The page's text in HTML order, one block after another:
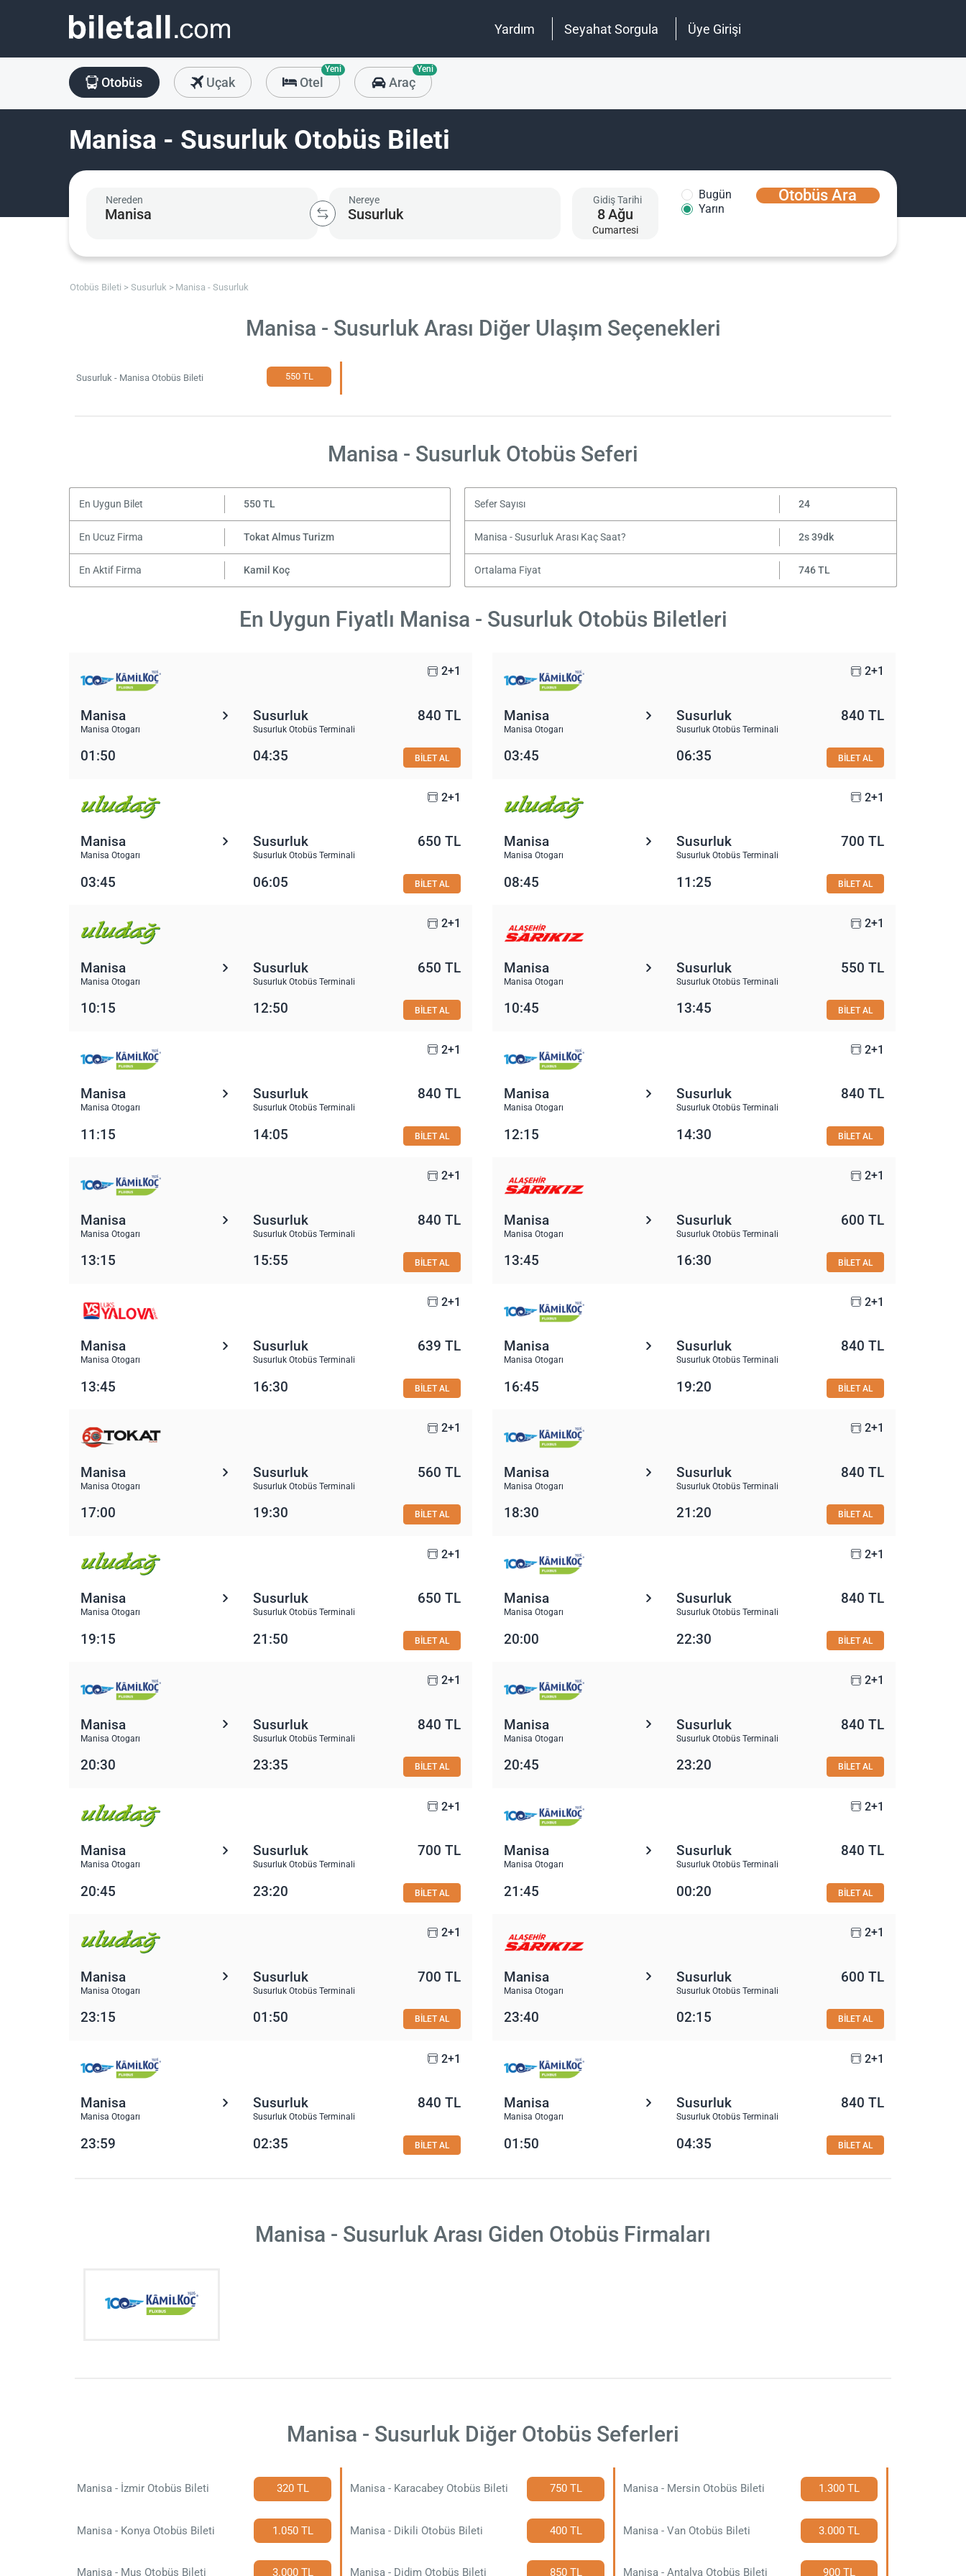
Yardım Seyahat Sorgula Üye Girişi
Otobüs Uçak Otel
Yeni
Araç
Yeni
Manisa - Susurluk Otobüs Bileti
Nereden Nereye Gidiş Tarihi
8Ağu
Cumartesi
Bugün
Yarın
Otobüs Ara
Otobüs Bileti Susurluk Manisa - Susurluk
Manisa - Susurluk Arası Diğer Ulaşım Seçenekleri
Susurluk - Manisa Otobüs Bileti 550 TL
Manisa - Susurluk Otobüs Seferi
En Uygun Bilet 550 TL Sefer Sayısı 24
En Ucuz Firma Tokat Almus Turizm Manisa - Susurluk Arası Kaç Saat? 2s 39dk
En Aktif Firma Kamil Koç Ortalama Fiyat 746 TL
En Uygun Fiyatlı Manisa - Susurluk Otobüs Biletleri
2+1
Manisa
Manisa Otogarı
Susurluk
Susurluk Otobüs Terminali
840 TL
01:50 04:35 BİLET AL
2+1
Manisa
Manisa Otogarı
Susurluk
Susurluk Otobüs Terminali
840 TL
03:45 06:35 BİLET AL
2+1
Manisa
Manisa Otogarı
Susurluk
Susurluk Otobüs Terminali
650 TL
03:45 06:05 BİLET AL
2+1
Manisa
Manisa Otogarı
Susurluk
Susurluk Otobüs Terminali
700 TL
08:45 11:25 BİLET AL
2+1
Manisa
Manisa Otogarı
Susurluk
Susurluk Otobüs Terminali
650 TL
10:15 12:50 BİLET AL
2+1
Manisa
Manisa Otogarı
Susurluk
Susurluk Otobüs Terminali
550 TL
10:45 13:45 BİLET AL
2+1
Manisa
Manisa Otogarı
Susurluk
Susurluk Otobüs Terminali
840 TL
11:15 14:05 BİLET AL
2+1
Manisa
Manisa Otogarı
Susurluk
Susurluk Otobüs Terminali
840 TL
12:15 14:30 BİLET AL
2+1
Manisa
Manisa Otogarı
Susurluk
Susurluk Otobüs Terminali
840 TL
13:15 15:55 BİLET AL
2+1
Manisa
Manisa Otogarı
Susurluk
Susurluk Otobüs Terminali
600 TL
13:45 16:30 BİLET AL
2+1
Manisa
Manisa Otogarı
Susurluk
Susurluk Otobüs Terminali
639 TL
13:45 16:30 BİLET AL
2+1
Manisa
Manisa Otogarı
Susurluk
Susurluk Otobüs Terminali
840 TL
16:45 19:20 BİLET AL
2+1
Manisa
Manisa Otogarı
Susurluk
Susurluk Otobüs Terminali
560 TL
17:00 19:30 BİLET AL
2+1
Manisa
Manisa Otogarı
Susurluk
Susurluk Otobüs Terminali
840 TL
18:30 21:20 BİLET AL
2+1
Manisa
Manisa Otogarı
Susurluk
Susurluk Otobüs Terminali
650 TL
19:15 21:50 BİLET AL
2+1
Manisa
Manisa Otogarı
Susurluk
Susurluk Otobüs Terminali
840 TL
20:00 22:30 BİLET AL
2+1
Manisa
Manisa Otogarı
Susurluk
Susurluk Otobüs Terminali
840 TL
20:30 23:35 BİLET AL
2+1
Manisa
Manisa Otogarı
Susurluk
Susurluk Otobüs Terminali
840 TL
20:45 23:20 BİLET AL
2+1
Manisa
Manisa Otogarı
Susurluk
Susurluk Otobüs Terminali
700 TL
20:45 23:20 BİLET AL
2+1
Manisa
Manisa Otogarı
Susurluk
Susurluk Otobüs Terminali
840 TL
21:45 00:20 BİLET AL
2+1
Manisa
Manisa Otogarı
Susurluk
Susurluk Otobüs Terminali
700 TL
23:15 01:50 BİLET AL
2+1
Manisa
Manisa Otogarı
Susurluk
Susurluk Otobüs Terminali
600 TL
23:40 02:15 BİLET AL
2+1
Manisa
Manisa Otogarı
Susurluk
Susurluk Otobüs Terminali
840 TL
23:59 02:35 BİLET AL
2+1
Manisa
Manisa Otogarı
Susurluk
Susurluk Otobüs Terminali
840 TL
01:50 04:35 BİLET AL
Manisa - Susurluk Arası Giden Otobüs Firmaları
Manisa - Susurluk Diğer Otobüs Seferleri
Manisa - İzmir Otobüs Bileti 320 TL Manisa - Karacabey Otobüs Bileti 750 TL Manisa - Mersin Otobüs Bileti 1.300 TL
Manisa - Konya Otobüs Bileti 1.050 TL Manisa - Dikili Otobüs Bileti 400 TL Manisa - Van Otobüs Bileti 3.000 TL
Manisa - Muş Otobüs Bileti 3.000 TL Manisa - Didim Otobüs Bileti 850 TL Manisa - Antalya Otobüs Bileti 900 TL